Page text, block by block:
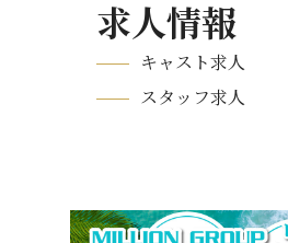
求人情報
キャスト求人
スタッフ求人